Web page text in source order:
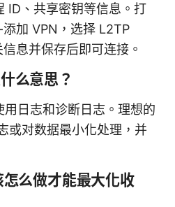
ID、共享密钥等信息。打
加 VPN，选择 L2TP
息并保存后即可连接。
么意思？
用日志和诊断日志。理想的
或对数据最小化处理，并
么做才能最大化收